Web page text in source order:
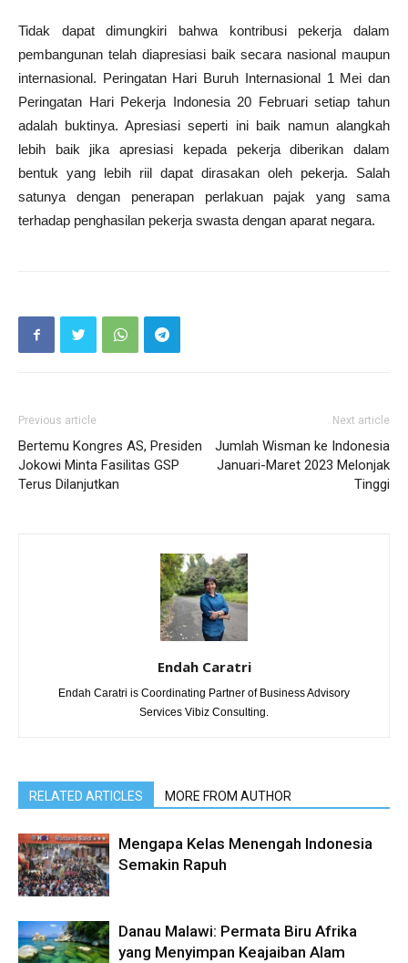
Tidak dapat dimungkiri bahwa kontribusi pekerja dalam
pembangunan telah diapresiasi baik secara nasional maupun
internasional. Peringatan Hari Buruh Internasional 1 Mei dan
Peringatan Hari Pekerja Indonesia 20 Februari setiap tahun
adalah buktinya. Apresiasi seperti ini baik namun alangkah
lebih baik jika apresiasi kepada pekerja diberikan dalam
bentuk yang lebih riil dapat dirasakan oleh pekerja. Salah
satunya dengan penerapan perlakuan pajak yang sama
terhadap penghasilan pekerja swasta dengan aparat negara.
Previous article
Bertemu Kongres AS, Presiden
Jokowi Minta Fasilitas GSP
Terus Dilanjutkan
Next article
Jumlah Wisman ke Indonesia
Januari-Maret 2023 Melonjak
Tinggi
Endah Caratri
Endah Caratri is Coordinating Partner of Business Advisory
Services Vibiz Consulting.
RELATED ARTICLES MORE FROM AUTHOR
Mengapa Kelas Menengah Indonesia
Semakin Rapuh
Danau Malawi: Permata Biru Afrika
yang Menyimpan Keajaiban Alam